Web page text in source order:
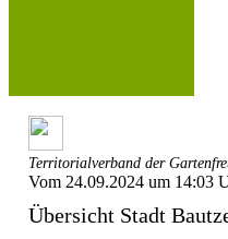
Territorialverband der
Vom 24.09.2024 um 14:03
Übersicht Stadt